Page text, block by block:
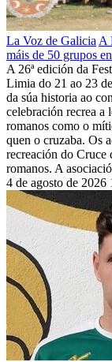
La Voz de Galicia A
máis de 50 grupos
A 26ª edición da
Limia do 21 ao 23
da súa historia ao
celebración recrea a
romanos como o
quen o cruzaba. Os
recreación do Cruce
romanos. A
4 de agosto de 2026